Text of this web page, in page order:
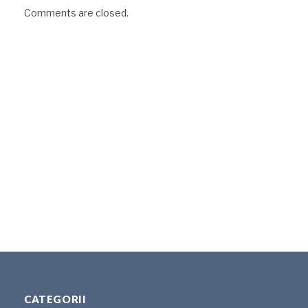
Comments are closed.
CATEGORII